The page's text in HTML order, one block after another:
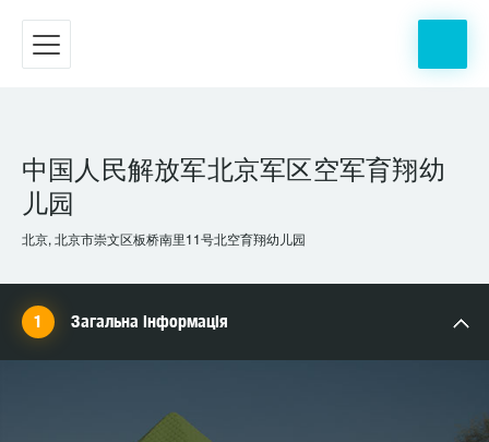
中国人民解放军北京军区空军育翔幼
儿园
北京, 北京市崇文区板桥南里11号北空育翔幼儿园
Загальна інформація